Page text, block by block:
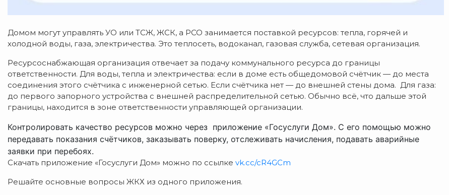
Домом могут управлять УО или ТСЖ, ЖСК, а РСО занимается поставкой ресурсов: тепла, горячей и
холодной воды, газа, электричества. Это теплосеть, водоканал, газовая служба, сетевая организация.
Ресурсоснабжающая организация отвечает за подачу коммунального ресурса до границы
ответственности. Для воды, тепла и электричества: если в доме есть общедомовой счётчик — до места
соединения этого счётчика с инженерной сетью. Если счётчика нет — до внешней стены дома. Для газа:
до первого запорного устройства с внешней распределительной сетью. Обычно всё, что дальше этой
границы, находится в зоне ответственности управляющей организации.
Контролировать качество ресурсов можно через приложение «Госуслуги Дом». С его помощью можно
передавать показания счётчиков, заказывать поверку, отслеживать начисления, подавать аварийные
заявки при перебоях.
Скачать приложение «Госуслуги Дом» можно по ссылке vk.cc/cR4GCm
Решайте основные вопросы ЖКХ из одного приложения.